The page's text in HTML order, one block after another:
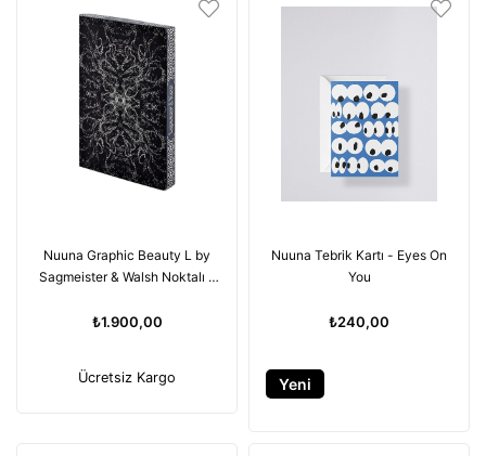
Nuuna Graphic Beauty L by
Sagmeister & Walsh Noktalı L
₺1.900,00
Ücretsiz Kargo
Nuuna Tebrik Kartı - Eyes On
You
₺240,00
Yeni